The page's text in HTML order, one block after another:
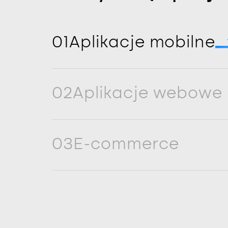
01 Aplikacje mobilne
02Aplikacje webowe
03 E-commerce